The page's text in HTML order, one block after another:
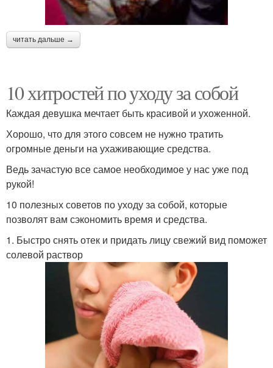
читать дальше →
10 хитростей по уходу за собой
Каждая девушка мечтает быть красивой и ухоженной.
Хорошо, что для этого совсем не нужно тратить
огромные деньги на ухаживающие средства.
Ведь зачастую все самое необходимое у нас уже под
рукой!
10 полезных советов по уходу за собой, которые
позволят вам сэкономить время и средства.
1. Быстро снять отек и придать лицу свежий вид поможет
солевой раствор